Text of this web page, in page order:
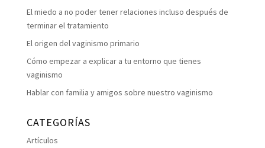
El miedo a no poder tener relaciones incluso después de
terminar el tratamiento
El origen del vaginismo primario
Cómo empezar a explicar a tu entorno que tienes
vaginismo
Hablar con familia y amigos sobre nuestro vaginismo
CATEGORÍAS
Artículos